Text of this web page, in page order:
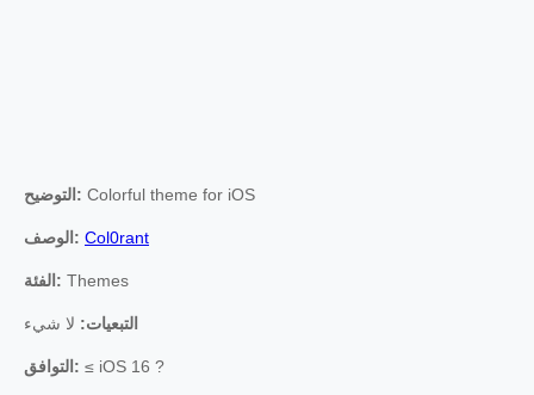
التوضيح: Colorful theme for iOS
الوصف: Col0rant
الفئة: Themes
التبعيات: لا شيء
التوافق: ≤ iOS 16 ?